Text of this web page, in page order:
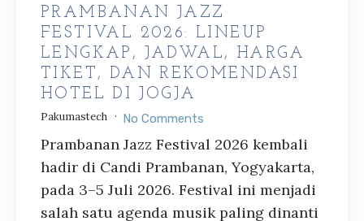
PRAMBANAN JAZZ
FESTIVAL 2026: LINEUP
LENGKAP, JADWAL, HARGA
TIKET, DAN REKOMENDASI
HOTEL DI JOGJA
Pakumastech No Comments
Prambanan Jazz Festival 2026 kembali
hadir di Candi Prambanan, Yogyakarta,
pada 3–5 Juli 2026. Festival ini menjadi
salah satu agenda musik paling dinanti